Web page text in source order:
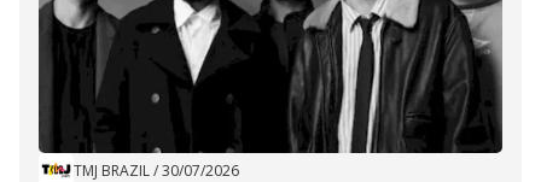
TMJ BRAZIL/30/07/2026